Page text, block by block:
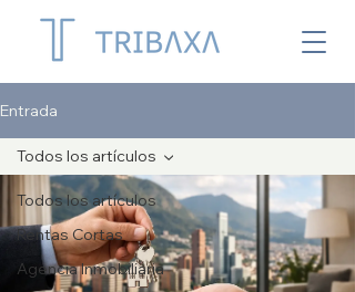
Entrada
Todos los artículos
Rentas Cortas
Agencia Inmobiliaria
Todos los artículos